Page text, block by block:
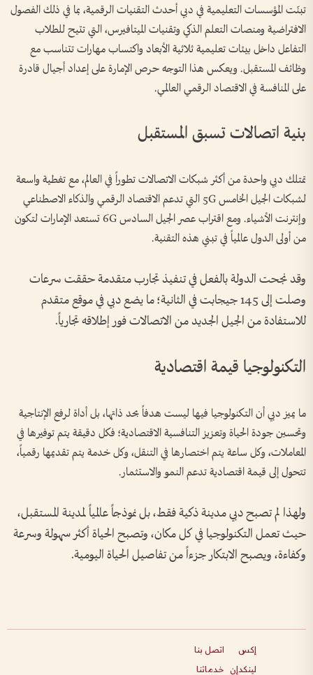
تبنّت المؤسسات التعليمية في دبي أحدث التقنيات الرقمية، بما في ذلك الفصول
الافتراضية ومنصات التعلم الذكي وتقنيات الميتافيرس، التي تتيح للطلاب
التفاعل داخل بيئات تعليمية ثلاثية الأبعاد واكتساب مهارات تتناسب مع
وظائف المستقبل. ويعكس هذا التوجه حرص الإمارة على إعداد أجيال قادرة
على المنافسة في الاقتصاد الرقمي العالمي.
بنية اتصالات تسبق المستقبل
تمتلك دبي واحدة من أكثر شبكات الاتصالات تطوراً في العالم، مع تغطية واسعة
لشبكات الجيل الخامس 5G التي تدعم الاقتصاد الرقمي والذكاء الاصطناعي
وإنترنت الأشياء. ومع اقتراب عصر الجيل السادس 6G تستعد الإمارات لتكون
من أولى الدول عالمياً في تبني هذه التقنية.
وقد نجحت الدولة بالفعل في تنفيذ تجارب متقدمة حققت سرعات
وصلت إلى 145 جيجابت في الثانية؛ ما يضع دبي في موقع متقدم
للاستفادة من الجيل الجديد من الاتصالات فور إطلاقه تجارياً.
التكنولوجيا قيمة اقتصادية
ما يميز دبي أن التكنولوجيا فيها ليست هدفاً بحد ذاتها، بل أداة لرفع الإنتاجية
وتحسين جودة الحياة وتعزيز التنافسية الاقتصادية؛ فكل دقيقة يتم توفيرها في
المعاملات، وكل ساعة يتم اختصارها في التنقل، وكل خدمة يتم تقديمها رقمياً،
تتحول إلى قيمة اقتصادية تدعم النمو والاستثمار.
ولهذا لم تصبح دبي مدينة ذكية فقط، بل نموذجاً عالمياً لمدينة المستقبل،
حيث تعمل التكنولوجيا في كل مكان، وتصبح الحياة أكثر سهولة وسرعة
وكفاءة، ويصبح الابتكار جزءاً من تفاصيل الحياة اليومية.
إكس
لينكدإن
اتصل بنا
خدماتنا